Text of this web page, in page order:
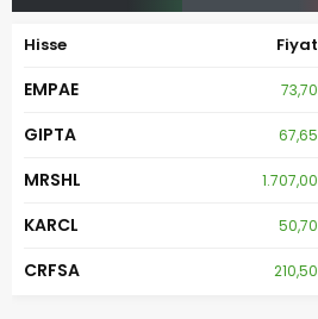
Hisse Fiyat
EMPAE 73,70
GIPTA 67,65
MRSHL 1.707,00
KARCL 50,70
CRFSA 210,50